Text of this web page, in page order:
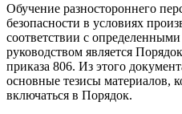
Обучение разностороннего
безопасности в условиях
соответствии с
руководством является
приказа 806. Из этого
основные тезисы материалов,
включаться в Порядок.